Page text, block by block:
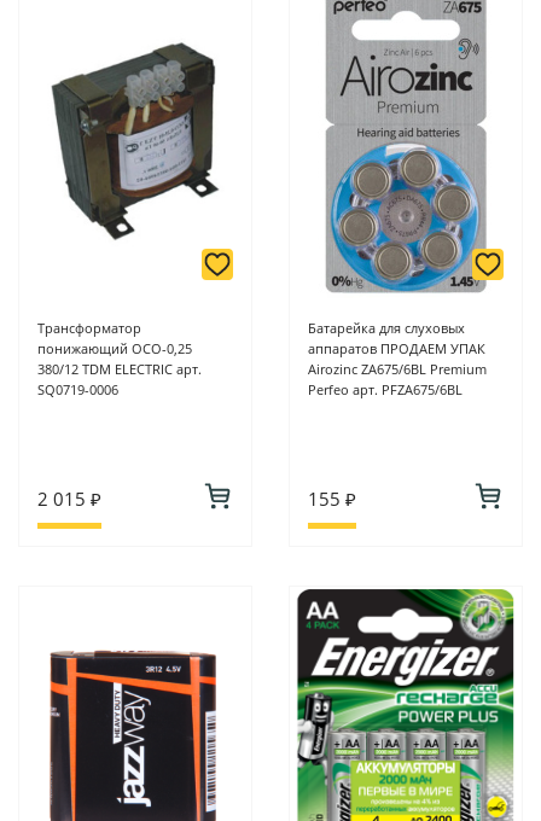
Трансформатор
понижающий ОСО-0,25
380/12 TDM ELECTRIC арт.
SQ0719-0006
2 015 ₽
Батарейка для слуховых
аппаратов ПРОДАЕМ УПАК
Airozinc ZA675/6BL Premium
Perfeo арт. PFZA675/6BL
155 ₽